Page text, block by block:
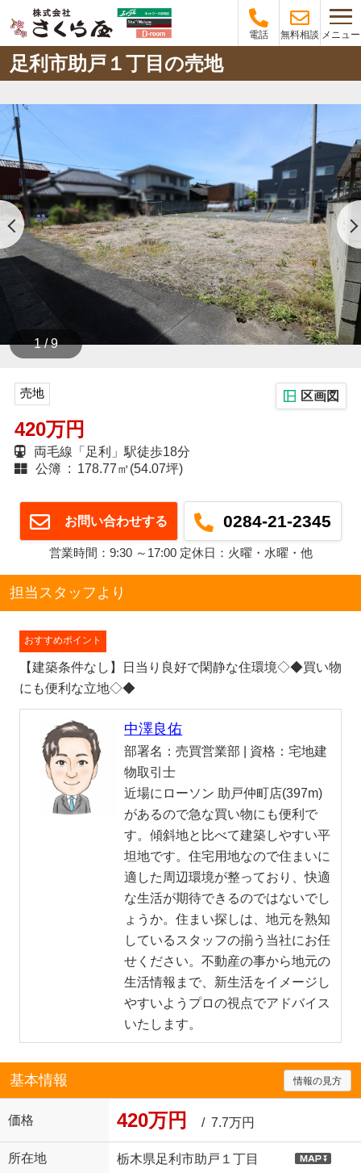
電話 無料相談 メニュー
足利市助戸１丁目の売地
1 / 9
売地 区画図
420万円
両毛線「足利」駅徒歩18分
公簿 : 178.77㎡(54.07坪)
お問い合わせする 0284-21-2345
営業時間：9:30 ～17:00 定休日：火曜・水曜・他
担当スタッフより
おすすめポイント
【建築条件なし】日当り良好で閑静な住環境◇◆買い物
にも便利な立地◇◆
中澤良佑
部署名：売買営業部 | 資格：宅地建
物取引士
近場にローソン 助戸仲町店(397m)
があるので急な買い物にも便利で
す。傾斜地と比べて建築しやすい平
坦地です。住宅用地なので住まいに
適した周辺環境が整っており、快適
な生活が期待できるのではないでし
ょうか。住まい探しは、地元を熟知
しているスタッフの揃う当社にお任
せください。不動産の事から地元の
生活情報まで、新生活をイメージし
やすいようプロの視点でアドバイス
いたします。
基本情報 情報の見方
価格 420万円 / 7.7万円
所在地 栃木県足利市助戸１丁目